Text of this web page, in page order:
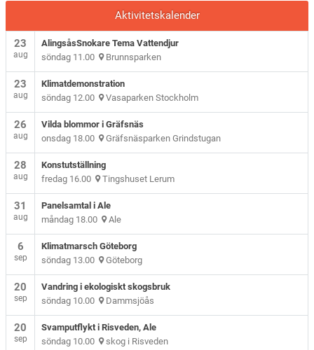
Aktivitetskalender
23
aug
AlingsåsSnokare Tema Vattendjur
söndag 11.00 Brunnsparken
23
aug
Klimatdemonstration
söndag 12.00 Vasaparken Stockholm
26
aug
Vilda blommor i Gräfsnäs
onsdag 18.00 Gräfsnäsparken Grindstugan
28
aug
Konstutställning
fredag 16.00 Tingshuset Lerum
31
aug
Panelsamtal i Ale
måndag 18.00 Ale
6
sep
Klimatmarsch Göteborg
söndag 13.00 Göteborg
20
sep
Vandring i ekologiskt skogsbruk
söndag 10.00 Dammsjöås
20
sep
Svamputflykt i Risveden, Ale
söndag 10.00 skog i Risveden